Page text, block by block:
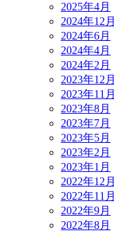
2025年4月
2024年12月
2024年6月
2024年4月
2024年2月
2023年12月
2023年11月
2023年8月
2023年7月
2023年5月
2023年2月
2023年1月
2022年12月
2022年11月
2022年9月
2022年8月